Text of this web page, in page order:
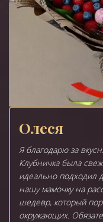
Олеся
Я благодарю за
Клубничка была
идеально подходил
нашу мамочку на
шедевр, который
окружающих.